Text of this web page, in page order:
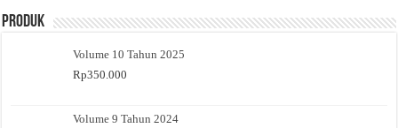
Produk
Volume 10 Tahun 2025
Rp350.000
Volume 9 Tahun 2024